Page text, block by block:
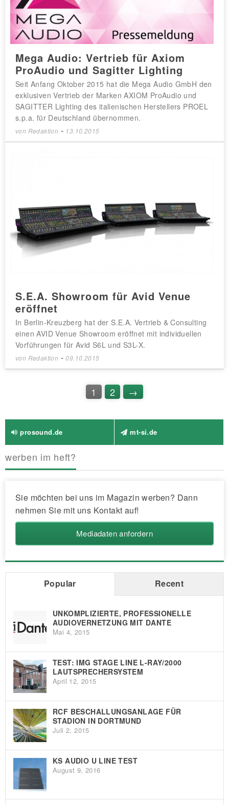
Mega Audio: Vertrieb für Axiom
ProAudio und Sagitter Lighting
Seit Anfang Oktober 2015 hat die Mega Audio GmbH den
exklusiven Vertrieb der Marken AXIOM ProAudio und
SAGITTER Lighting des italienischen Herstellers PROEL
s.p.a. für Deutschland übernommen.
von Redaktion - 13.10.2015
S.E.A. Showroom für Avid Venue
eröffnet
In Berlin-Kreuzberg hat der S.E.A. Vertrieb & Consulting
einen AVID Venue Showroom eröffnet mit individuellen
Vorführungen für Avid S6L und S3L-X.
von Redaktion -09.10.2015
1 2 →
prosound.de mt-si.de
werben im heft?
Sie möchten bei uns im Magazin werben? Dann
nehmen Sie mit uns Kontakt auf!
Mediadaten anfordern
Popular Recent
UNKOMPLIZIERTE, PROFESSIONELLE
AUDIOVERNETZUNG MIT DANTE
Mai 4, 2015
TEST: IMG STAGE LINE L-RAY/2000
LAUTSPRECHERSYSTEM
April 12, 2015
RCF BESCHALLUNGSANLAGE FÜR
STADION IN DORTMUND
Juli 2, 2015
KS AUDIO U LINE TEST
August 9, 2016